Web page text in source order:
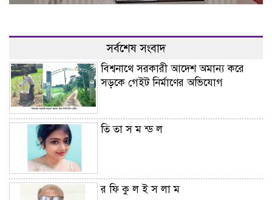
সর্বশেষ সংবাদ
বিশ্বনাথে সরকারী আদেশ অমান্য করে
সড়কে গেইট নির্মাণের অভিযোগ
তি তা স ম ন্ড ল
র ফি কু ল ই স লা ম